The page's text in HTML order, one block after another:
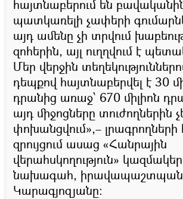
հայտնաբերում են
պատկառելի չափերի
այդ ամենը չի տրվում
զոհերին, այլ ուղղվում է
Մեր վերջին
դեպքով հայտնաբերվել է 30
դրանից առաջ՝ 670 միլիոն
այդ միջոցները տուժողներին
փոխանցվում»,– լրագրողների
զրույցում ասաց «Հանրային
վերահսկողություն»
նախագահ, իրավապաշտպան
Կարագյոզյանը։